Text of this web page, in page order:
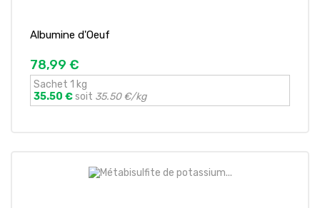
Albumine d'Oeuf
78,99 €
Sachet 1 kg
35.50 €soit 35.50 €/kg